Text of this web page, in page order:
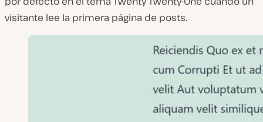
visitante lee la primera página de posts.